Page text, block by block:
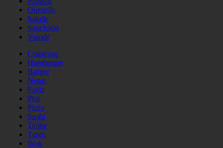
Quenelle
Salade
Saucisson
Viande
Couscous
Hamburger
Burger
Nems
Paëla
Phö
Pizza
Sushi
Tajine
Tapas
Wok